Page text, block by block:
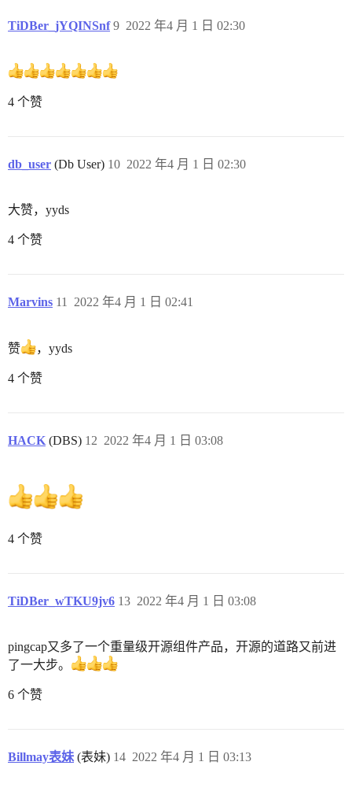
TiDBer_jYQINSnf 2022 年4 月 1 日 02:30
9
4 个赞
db_user (Db User) 2022 年4 月 1 日 02:30
10
大赞，yyds
4 个赞
Marvins 2022 年4 月 1 日 02:41
11
赞 ，yyds
4 个赞
HACK (DBS) 2022 年4 月 1 日 03:08
12
4 个赞
TiDBer_wTKU9jv6 2022 年4 月 1 日 03:08
13
pingcap又多了一个重量级开源组件产品，开源的道路又前进
了一大步。
6 个赞
Billmay表妹 (表妹) 2022 年4 月 1 日 03:13
14